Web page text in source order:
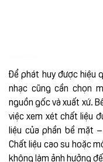
Để phát huy được hiệu
nhạc cũng cần chọn
nguồn gốc và xuất xứ.
việc xem xét chất liệu
liệu của phần bề mặt
Chất liệu cao su hoặc
không làm ảnh hưởng